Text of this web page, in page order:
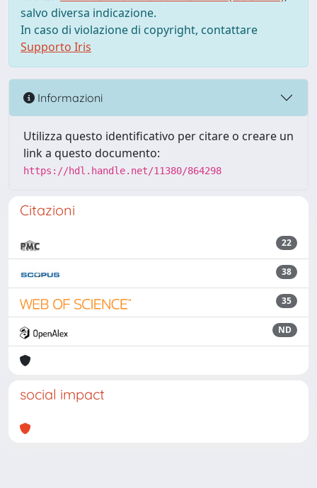
salvo diversa indicazione.
In caso di violazione di copyright, contattare
Supporto Iris
Informazioni
Utilizza questo identificativo per citare o creare un
link a questo documento:
https://hdl.handle.net/11380/864298
Citazioni
22
38
35
ND
social impact